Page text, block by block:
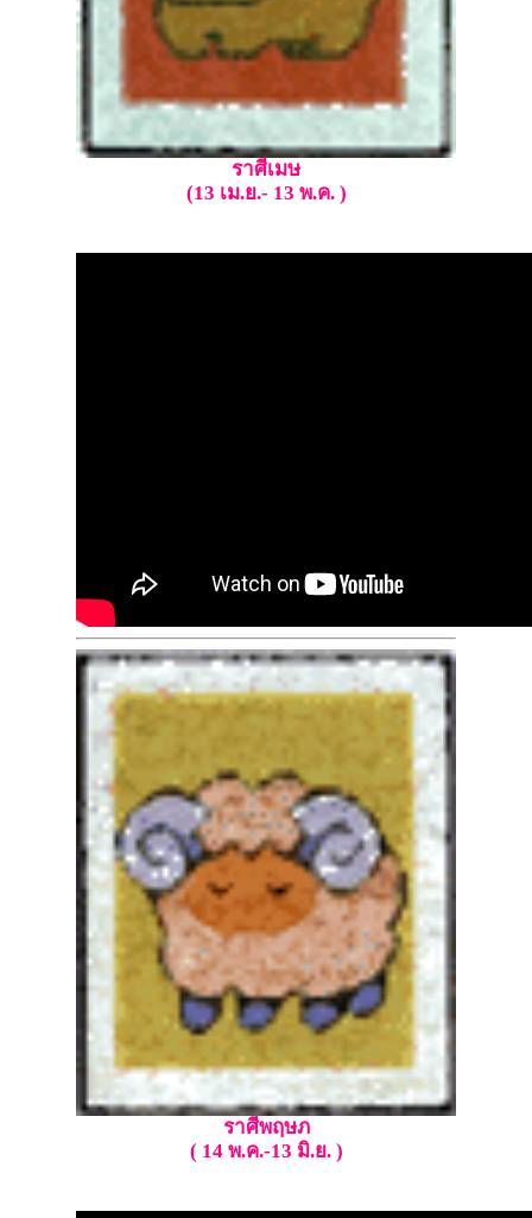
ราศีเมษ
(13 เม.ย.- 13 พ.ค. )
ราศีพฤษภ
( 14 พ.ค.-13 มิ.ย. )